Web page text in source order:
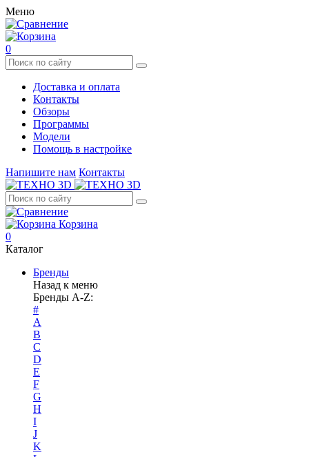
Меню
0
Доставка и оплата
Контакты
Обзоры
Программы
Модели
Помощь в настройке
Напишите нам Контакты
Корзина
0
Каталог
Бренды
Назад к меню
Бренды A-Z:
#
A
B
C
D
E
F
G
H
I
J
K